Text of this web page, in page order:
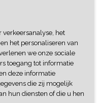
verkeersanalyse, het
het personaliseren van
we onze sociale
toegang tot informatie
deze informatie
die zij mogelijk
hun diensten of die u hen